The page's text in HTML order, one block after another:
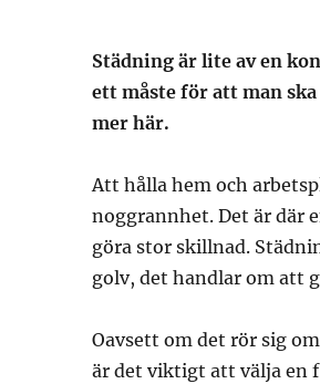
Städning är lite av en
ett måste för att man
mer här.
Att hålla hem och
noggrannhet. Det är där
göra stor skillnad.
golv, det handlar om att
Oavsett om det rör sig
är det viktigt att välja en